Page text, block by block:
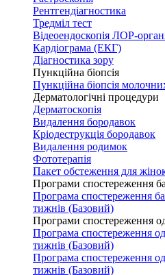
Рентгендіагностика
Тредміл тест
Відеоендоскопія ЛОР-
Кардіограма (ЕКГ)
Діагностика зору
Пункційна біопсія
Пункційна біопсія
Дерматологічні процедури
Дерматоскопія
Видалення бородавок
Кріодеструкція бородавок
Видалення родимок
Фототерапія
Пакет обстеження для
Програми спостереження
Програма спостереження
тижнів (Базовий)
Програми спостереження
Програма спостереження
тижнів (Базовий)
Програма спостереження
тижнів (Базовий)